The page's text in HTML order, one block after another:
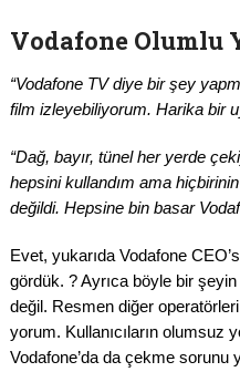
Vodafone Olumlu
“Vodafone TV diye bir şey
film izleyebiliyorum. Harika bir
“Dağ, bayır, tünel her yerde
hepsini kullandım ama
değildi. Hepsine bin basar
Evet, yukarıda Vodafone
gördük. ? Ayrıca böyle bir
değil. Resmen diğer
yorum. Kullanıcıların olumsuz
Vodafone’da da çekme sorunu